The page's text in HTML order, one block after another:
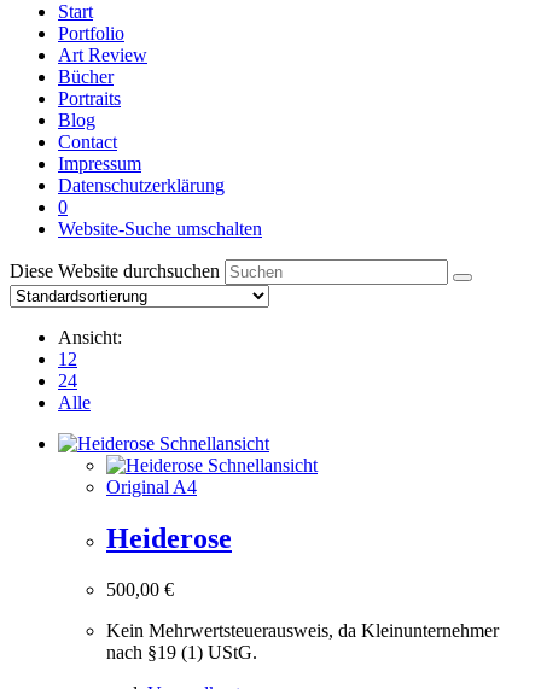
Start
Portfolio
Art Review
Bücher
Portraits
Blog
Contact
Impressum
Datenschutzerklärung
0
Website-Suche umschalten
Diese Website durchsuchen
Ansicht:
12
24
Alle
Schnellansicht
Schnellansicht
Original A4
Heiderose
500,00 €
Kein Mehrwertsteuerausweis, da Kleinunternehmer
nach §19 (1) UStG.